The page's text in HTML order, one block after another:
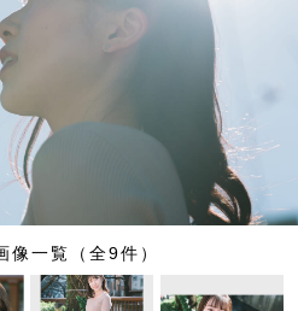
像一覧（全9件）